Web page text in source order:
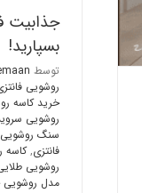
جذابیت
بسپارید!
توسط
روشویی
خرید کاسه
روشویی
سنگ روشویی
فانتزی,کاسه
روشویی
مدل روشویی